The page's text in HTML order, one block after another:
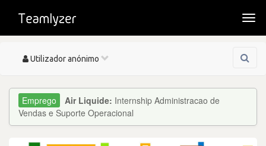
Toggle
Utilizador anónimo
Air Liquide: Internship Administracao de
Vendas e Suporte Operacional